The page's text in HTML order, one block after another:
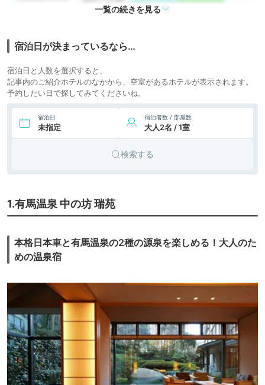
icotto
一覧の続きを見る
宿泊日が決まっているなら…
宿泊日と人数を選択すると、
記事内のご紹介ホテルのなかから、空室があるホテルが表示されます。
予約したい日で探してみてくださいね。
宿泊日
未指定
宿泊者数 / 部屋数
大人2名 / 1室
検索する
1.有馬温泉 中の坊 瑞苑
本格日本車と有馬温泉の2種の源泉を楽しめる！大人のた
めの温泉宿